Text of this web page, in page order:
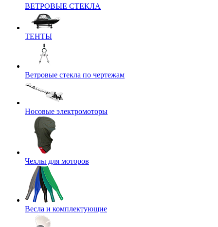
ВЕТРОВЫЕ СТЕКЛА
ТЕНТЫ
Ветровые стекла по чертежам
Носовые электромоторы
Чехлы для моторов
Весла и комплектующие